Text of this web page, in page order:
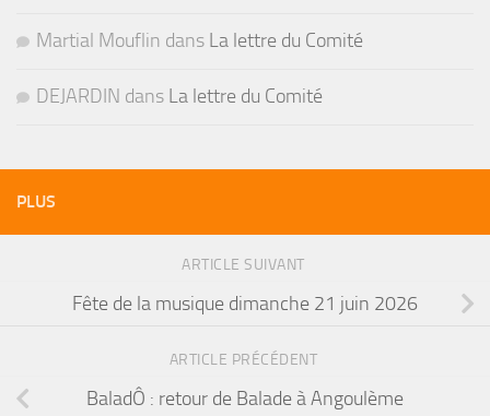
Martial Mouflin dans La lettre du Comité
DEJARDIN dans La lettre du Comité
PLUS
ARTICLE SUIVANT
Fête de la musique dimanche 21 juin 2026
ARTICLE PRÉCÉDENT
BaladÔ : retour de Balade à Angoulème